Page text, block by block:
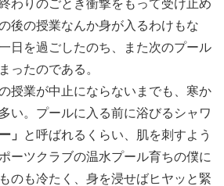
わりのごとき衝撃をもって受け止め
後の授業なんか身が入るわけもな
日を過ごしたのち、また次のプール
ったのである。
授業が中止にならないまでも、寒か
い。プールに入る前に浴びるシャワ
」
と呼ばれるくらい、肌を刺すよう
ーツクラブの温水プール育ちの僕に
のも冷たく、身を浸せばヒヤッと緊